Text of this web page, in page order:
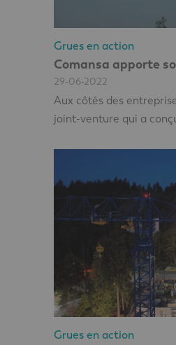
Grues en action
Comansa apporte
29-06-2022
Aux côtés des
joint-venture qui a
Grues en action